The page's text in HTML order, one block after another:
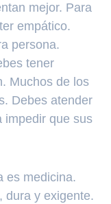
mejor. Para
empático.
persona.
tener
Muchos de los
Debes atender
impedir que sus
es medicina.
dura y exigente.